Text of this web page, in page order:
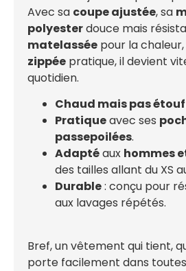
Avec sa coupe ajustée, sa
polyesterdouce mais
matelassée pour la
zippée pratique, il devient
quotidien.
Chaud mais pas
Pratiqueavec ses
passepoilées.
Adaptéaux hommes
des tailles allant du XS
Durable: conçu pour
aux lavages répétés.
Bref, un vêtement qui tient,
porte facilement dans toutes